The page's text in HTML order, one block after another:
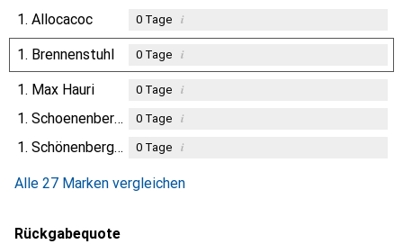
1. Allocacoc 0Tage i
1. Brennenstuhl 0Tage i
1. Max Hauri 0Tage i
1. Schoenenberger 0Tage i
1. Schönenberger 0Tage i
Alle 27 Marken vergleichen
Rückgabequote